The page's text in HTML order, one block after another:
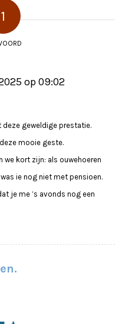
1
op 09:02
deze geweldige prestatie.
mooie geste.
we kort zijn: als ouwehoeren
ie nog niet met pensioen.
je me ’s avonds nog een